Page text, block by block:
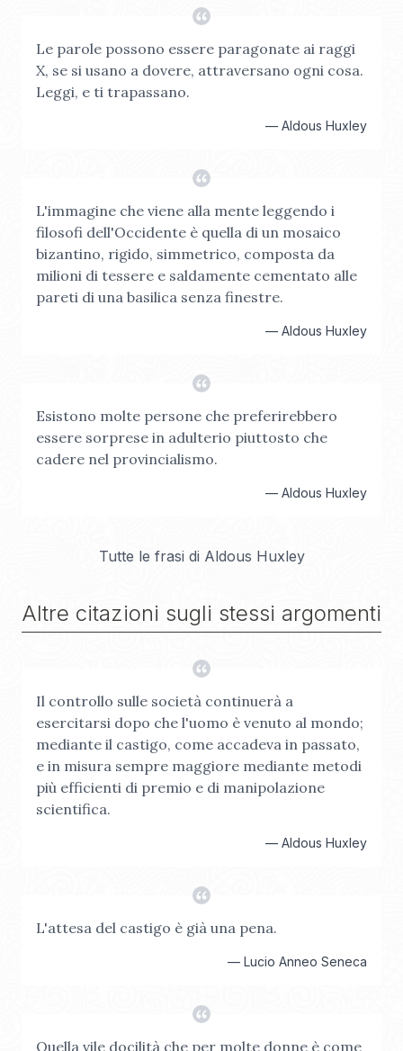
Le parole possono essere paragonate ai raggi
X, se si usano a dovere, attraversano ogni cosa.
Leggi, e ti trapassano.
— Aldous Huxley
L'immagine che viene alla mente leggendo i
filosofi dell'Occidente è quella di un mosaico
bizantino, rigido, simmetrico, composta da
milioni di tessere e saldamente cementato alle
pareti di una basilica senza finestre.
— Aldous Huxley
Esistono molte persone che preferirebbero
essere sorprese in adulterio piuttosto che
cadere nel provincialismo.
— Aldous Huxley
Tutte le frasi di Aldous Huxley
Altre citazioni sugli stessi argomenti
Il controllo sulle società continuerà a
esercitarsi dopo che l'uomo è venuto al mondo;
mediante il castigo, come accadeva in passato,
e in misura sempre maggiore mediante metodi
più efficienti di premio e di manipolazione
scientifica.
— Aldous Huxley
L'attesa del castigo è già una pena.
— Lucio Anneo Seneca
Quella vile docilità che per molte donne è come